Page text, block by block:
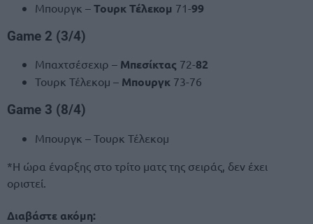
Μπουργκ – Τουρκ Τέλεκομ 71-99
Game 2 (3/4)
Μπαχτσέσεχιρ – Μπεσίκτας 72-82
Τουρκ Τέλεκομ – Μπουργκ 73-76
Game 3 (8/4)
Μπουργκ – Τουρκ Τέλεκομ
*Η ώρα έναρξης στο τρίτο ματς της σειράς, δεν έχει
οριστεί.
Διαβάστε ακόμη: